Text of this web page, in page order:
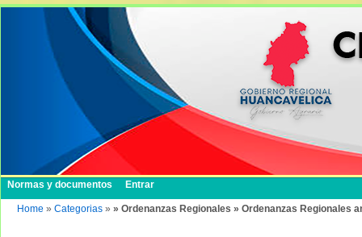
Normas y documentos Entrar
Home » Categorias » » Ordenanzas Regionales » Ordenanzas Regionales